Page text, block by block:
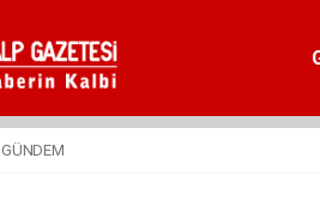
GÜNDEM